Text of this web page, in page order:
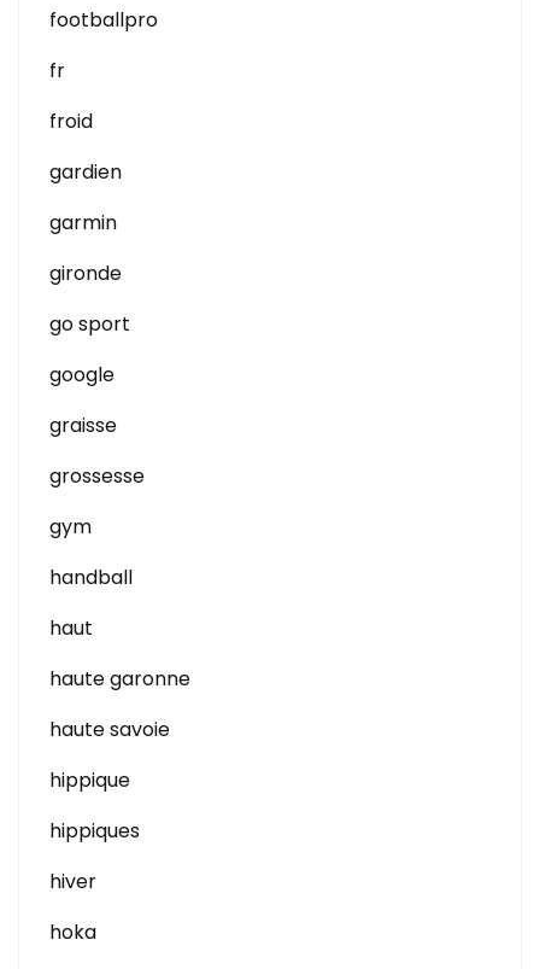
footballpro
fr
froid
gardien
garmin
gironde
go sport
google
graisse
grossesse
gym
handball
haut
haute garonne
haute savoie
hippique
hippiques
hiver
hoka